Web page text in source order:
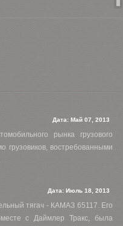
Дата: Май 07, 2013
рынка грузового
грузовиков, востребованными
Дата: Июль 18, 2013
тягач - КАМАЗ 65117. Его
с Даймлер Тракс, была